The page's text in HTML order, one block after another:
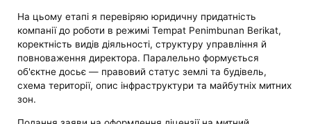
На цьому етапі я перевіряю юридичну придатність
компанії до роботи в режимі Tempat Penimbunan Berikat,
коректність видів діяльності, структуру управління й
повноваження директора. Паралельно формується
об'єктне досьє — правовий статус землі та будівель,
схема території, опис інфраструктури та майбутніх митних
зон.